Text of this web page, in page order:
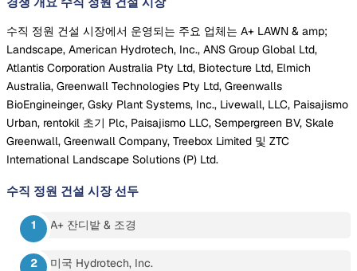
수직 정원 건설 시장에서 운영되는 주요 업체는 A+ LAWN & amp;
Landscape, American Hydrotech, Inc., ANS Group Global Ltd,
Atlantis Corporation Australia Pty Ltd, Biotecture Ltd, Elmich
Australia, Greenwall Technologies Pty Ltd, Greenwalls
BioEngineinger, Gsky Plant Systems, Inc., Livewall, LLC, Paisajismo
Urban, rentokil 초기 Plc, Paisajismo LLC, Sempergreen BV, Skale
Greenwall, Greenwall Company, Treebox Limited 및 ZTC
International Landscape Solutions (P) Ltd.
수직 정원 건설 시장 선두
A+ 잔디밭 & 조경
미국 Hydrotech, Inc.